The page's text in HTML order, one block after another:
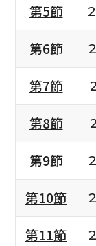
第5節
第6節
第7節
第8節
第9節
第10節
第11節